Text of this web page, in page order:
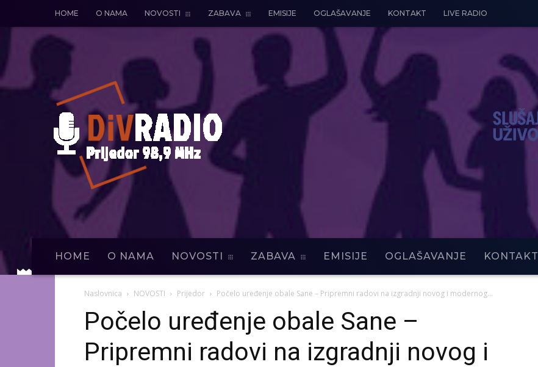
HOME O NAMA NOVOSTI ZABAVA EMISIJE OGLAŠAVANJE KONTAKT LIVE RADIO
HOME O NAMA NOVOSTI ZABAVA EMISIJE OGLAŠAVANJE KONTAKT
Naslovnica NOVOSTI Prijedor Počelo uređenje obale Sane – Pripremni radovi na izgradnji novog i modernog...
Počelo uređenje obale Sane –
Pripremni radovi na izgradnji novog i